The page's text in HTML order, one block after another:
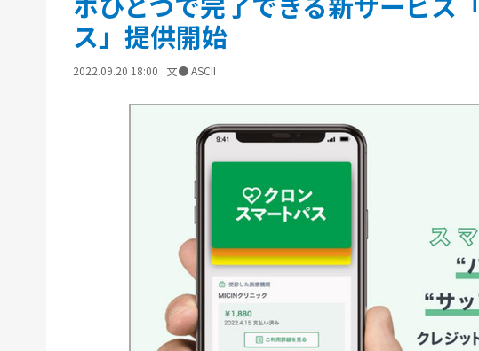
ス」提供開始
2022.09.20 18:00 文● ASCII